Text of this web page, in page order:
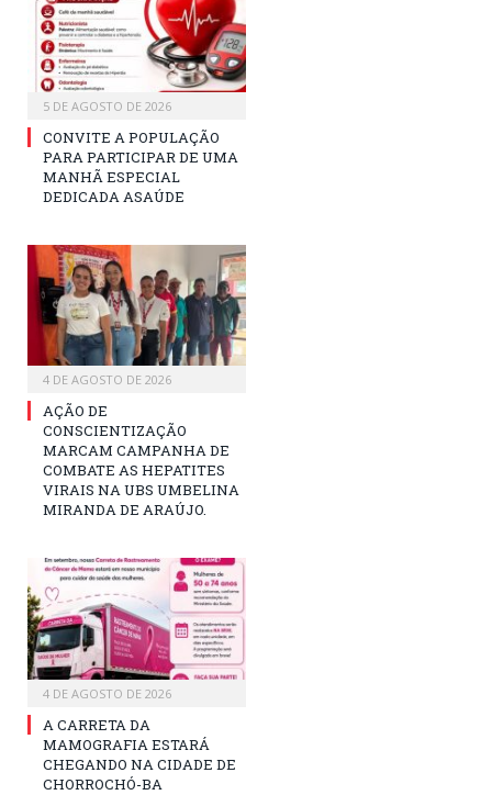
5 DE AGOSTO DE 2026
CONVITE A POPULAÇÃO
PARA PARTICIPAR DE UMA
MANHÃ ESPECIAL
DEDICADA ASAÚDE
4 DE AGOSTO DE 2026
AÇÃO DE
CONSCIENTIZAÇÃO
MARCAM CAMPANHA DE
COMBATE AS HEPATITES
VIRAIS NA UBS UMBELINA
MIRANDA DE ARAÚJO.
4 DE AGOSTO DE 2026
A CARRETA DA
MAMOGRAFIA ESTARÁ
CHEGANDO NA CIDADE DE
CHORROCHÓ-BA